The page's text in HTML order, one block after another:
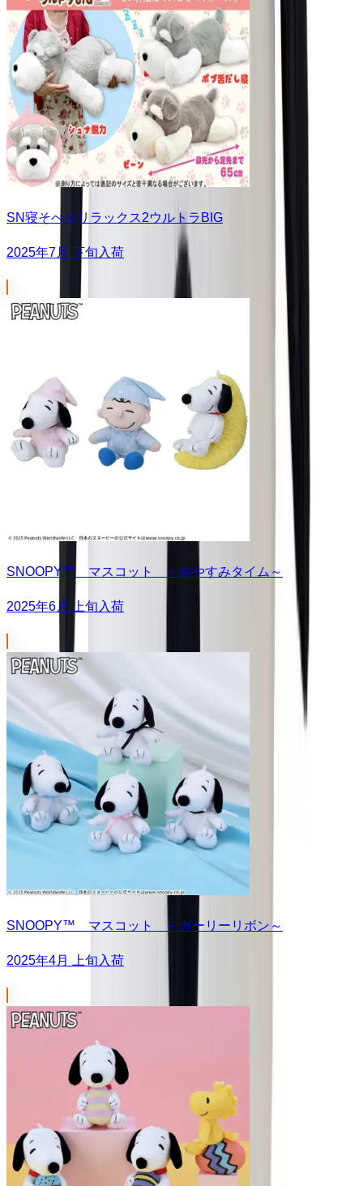
SN寝そべりリラックス2ウルトラBIG
2025年7月 下旬入荷
SNOOPY™ マスコット ～おやすみタイム～
2025年6月 上旬入荷
SNOOPY™ マスコット ～ガーリーリボン～
2025年4月 上旬入荷